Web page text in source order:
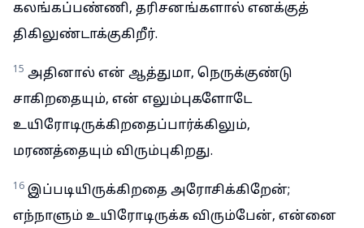
கலங்கப்பண்ணி, தரிசனங்களால் எனக்குத்
திகிலுண்டாக்குகிறீர்.
15 அதினால் என் ஆத்துமா, நெருக்குண்டு
சாகிறதையும், என் எலும்புகளோடே
உயிரோடிருக்கிறதைப்பார்க்கிலும்,
மரணத்தையும் விரும்புகிறது.
16 இப்படியிருக்கிறதை அரோசிக்கிறேன்;
எந்நாளும் உயிரோடிருக்க விரும்பேன், என்னை